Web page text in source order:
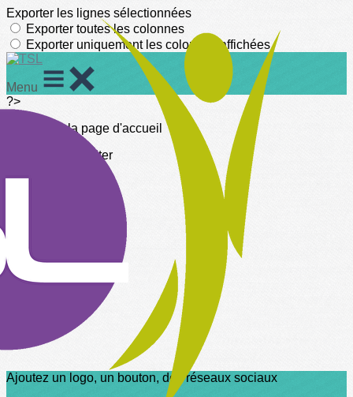
Exporter les lignes sélectionnées
Exporter toutes les colonnes
Exporter uniquement les colonnes affichées
Menu
?>
Images de la page d'accueil
Cliquez pour éditer
Ajoutez un logo, un bouton, des réseaux sociaux